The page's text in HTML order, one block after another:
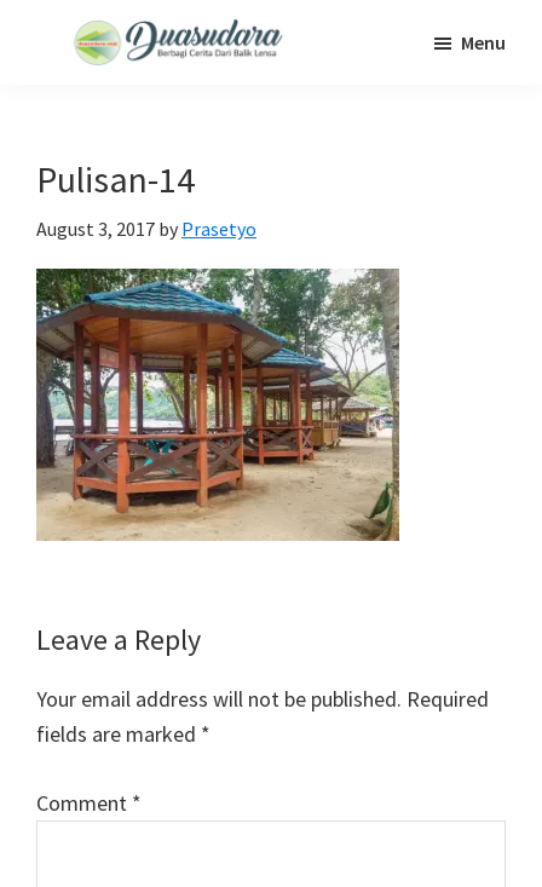
Balik
Lensa
Menu
Pulisan-14
August 3, 2017 by Prasetyo
Reader
Interactions
Leave a Reply
Your email address will not be published. Required
fields are marked *
Comment *